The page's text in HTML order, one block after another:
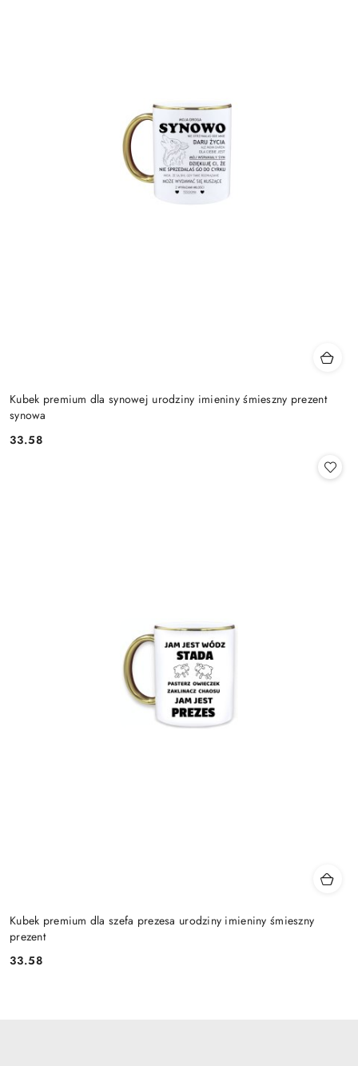
Kubek premium dla synowej urodziny imieniny śmieszny prezent
synowa
Cena:
33.58
Kubek premium dla szefa prezesa urodziny imieniny śmieszny
prezent
Cena:
33.58